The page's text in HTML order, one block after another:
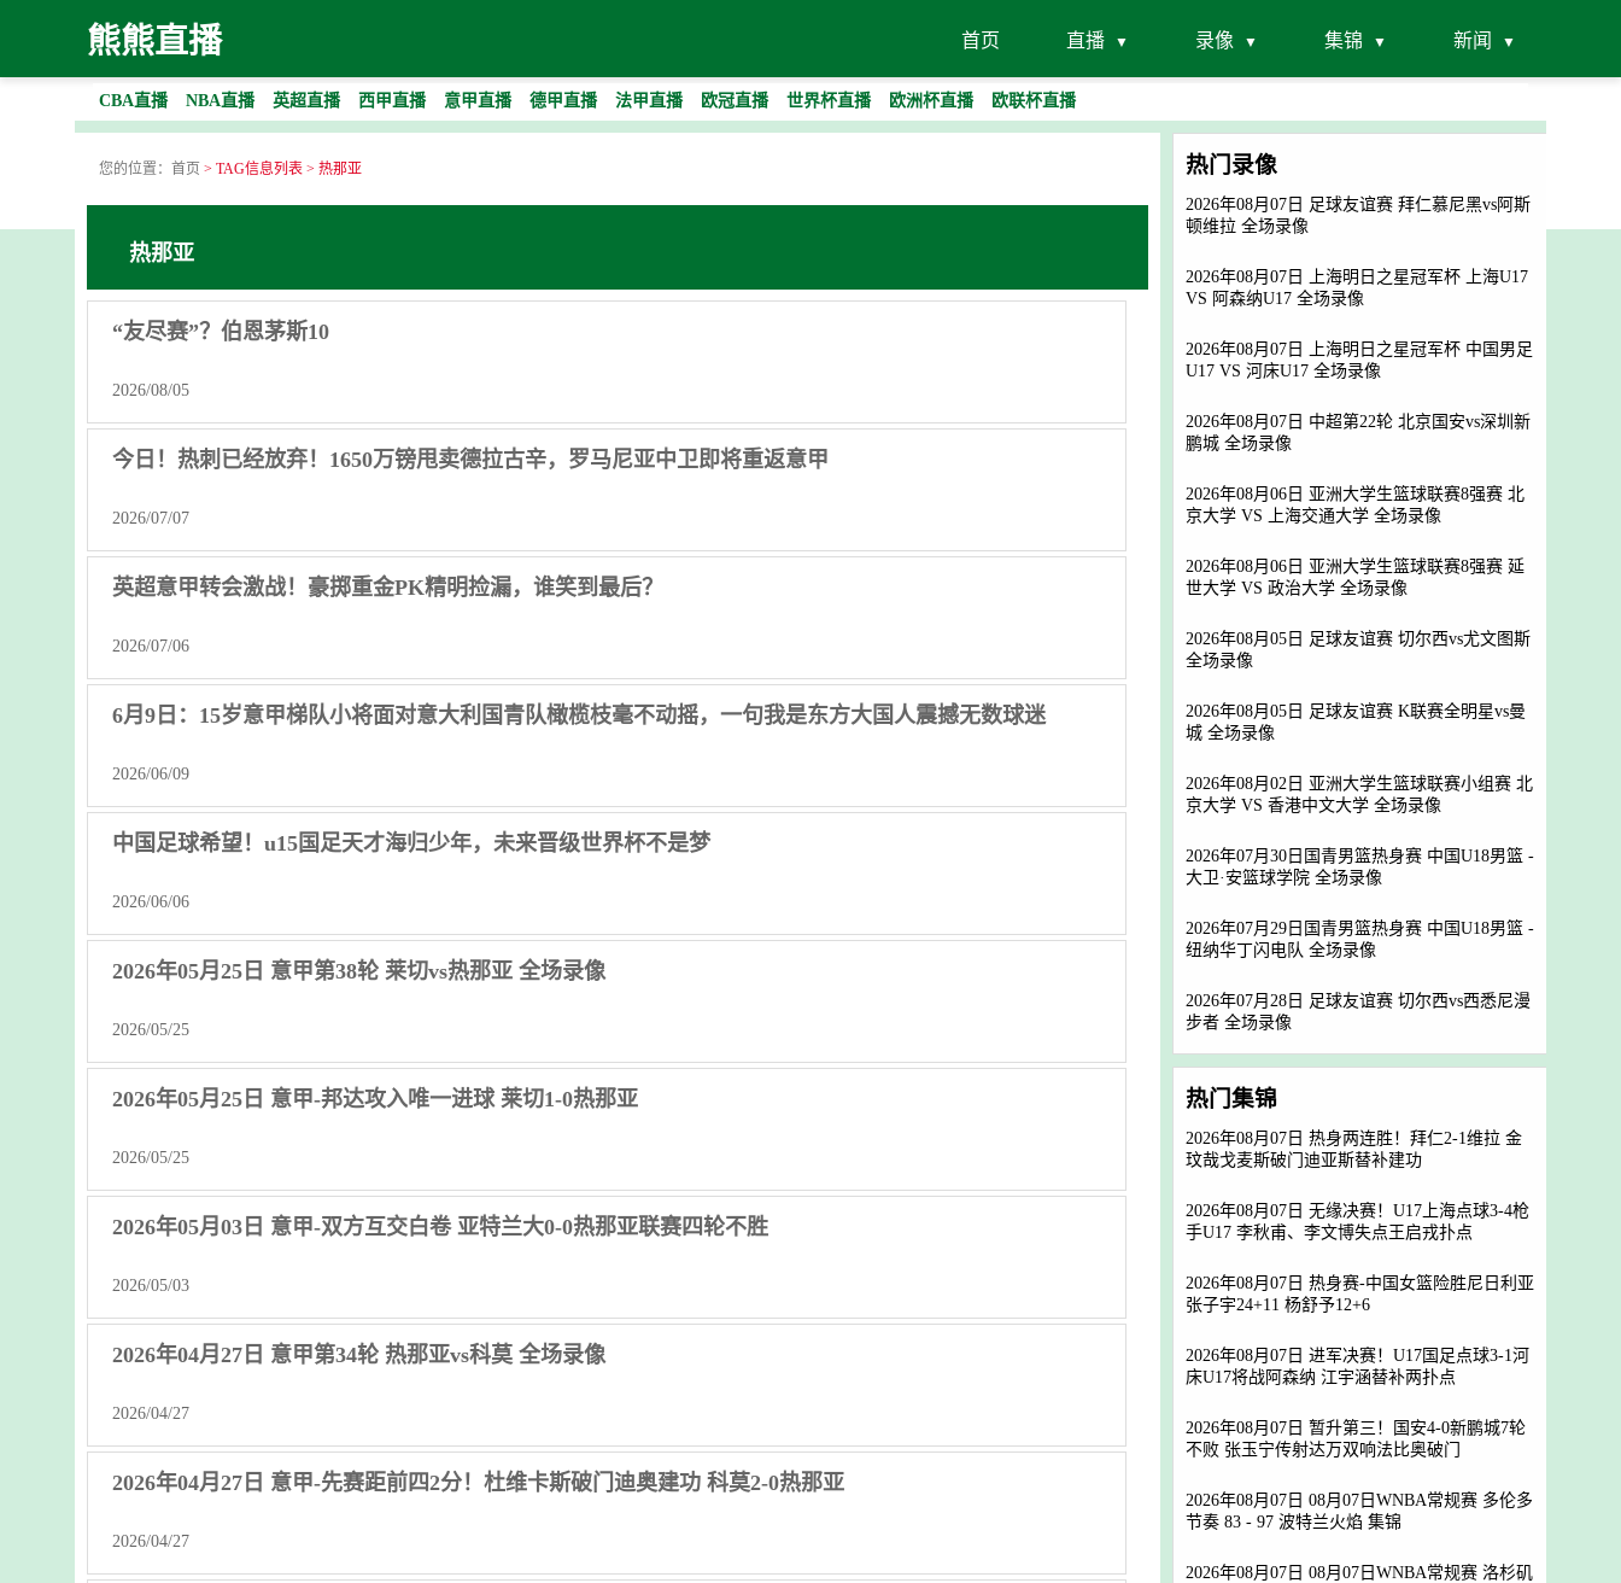
熊熊直播 首页 直播 录像 集锦 新闻
CBA直播 NBA直播 英超直播 西甲直播 意甲直播 德甲直播 法甲直播 欧冠直播 世界杯直播 欧洲杯直播 欧联杯直播
您的位置： 首页 > TAG信息列表 > 热那亚
热那亚
“友尽赛”？伯恩茅斯10
2026/08/05
今日！热刺已经放弃！1650万镑甩卖德拉古辛，罗马尼亚中卫即将重返意甲
2026/07/07
英超意甲转会激战！豪掷重金PK精明捡漏，谁笑到最后？
2026/07/06
6月9日：15岁意甲梯队小将面对意大利国青队橄榄枝毫不动摇，一句我是东方大国人震撼无数球迷
2026/06/09
中国足球希望！u15国足天才海归少年，未来晋级世界杯不是梦
2026/06/06
2026年05月25日 意甲第38轮 莱切vs热那亚 全场录像
2026/05/25
2026年05月25日 意甲-邦达攻入唯一进球 莱切1-0热那亚
2026/05/25
2026年05月03日 意甲-双方互交白卷 亚特兰大0-0热那亚联赛四轮不胜
2026/05/03
2026年04月27日 意甲第34轮 热那亚vs科莫 全场录像
2026/04/27
2026年04月27日 意甲-先赛距前四2分！杜维卡斯破门迪奥建功 科莫2-0热那亚
2026/04/27
热门录像
2026年08月07日 足球友谊赛 拜仁慕尼黑vs阿斯
顿维拉 全场录像
2026年08月07日 上海明日之星冠军杯 上海U17
VS 阿森纳U17 全场录像
2026年08月07日 上海明日之星冠军杯 中国男足
U17 VS 河床U17 全场录像
2026年08月07日 中超第22轮 北京国安vs深圳新
鹏城 全场录像
2026年08月06日 亚洲大学生篮球联赛8强赛 北
京大学 VS 上海交通大学 全场录像
2026年08月06日 亚洲大学生篮球联赛8强赛 延
世大学 VS 政治大学 全场录像
2026年08月05日 足球友谊赛 切尔西vs尤文图斯
全场录像
2026年08月05日 足球友谊赛 K联赛全明星vs曼
城 全场录像
2026年08月02日 亚洲大学生篮球联赛小组赛 北
京大学 VS 香港中文大学 全场录像
2026年07月30日国青男篮热身赛 中国U18男篮 -
大卫·安篮球学院 全场录像
2026年07月29日国青男篮热身赛 中国U18男篮 -
纽纳华丁闪电队 全场录像
2026年07月28日 足球友谊赛 切尔西vs西悉尼漫
步者 全场录像
热门集锦
2026年08月07日 热身两连胜！拜仁2-1维拉 金
玟哉戈麦斯破门迪亚斯替补建功
2026年08月07日 无缘决赛！U17上海点球3-4枪
手U17 李秋甫、李文博失点王启戎扑点
2026年08月07日 热身赛-中国女篮险胜尼日利亚
张子宇24+11 杨舒予12+6
2026年08月07日 进军决赛！U17国足点球3-1河
床U17将战阿森纳 江宇涵替补两扑点
2026年08月07日 暂升第三！国安4-0新鹏城7轮
不败 张玉宁传射达万双响法比奥破门
2026年08月07日 08月07日WNBA常规赛 多伦多
节奏 83 - 97 波特兰火焰 集锦
2026年08月07日 08月07日WNBA常规赛 洛杉矶